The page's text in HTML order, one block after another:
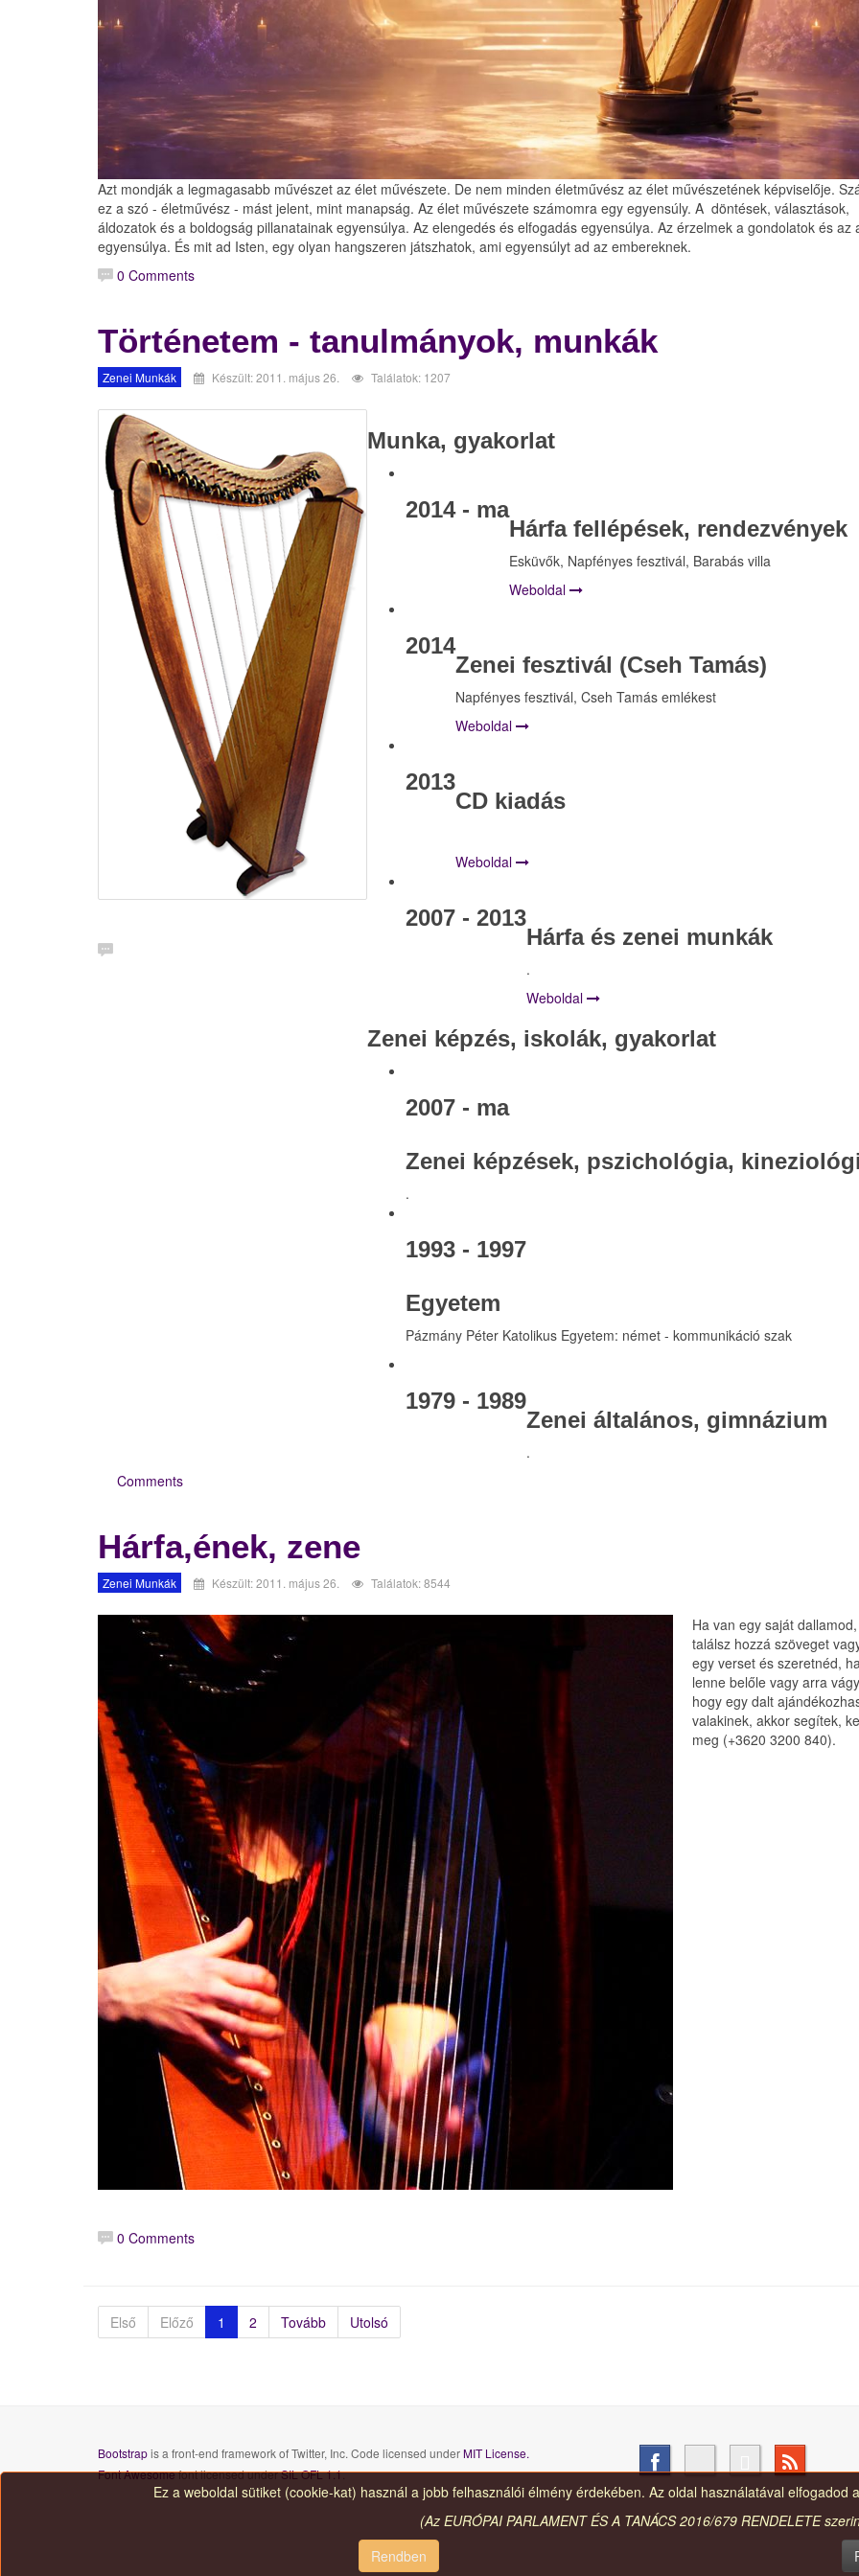
Azt mondják a legmagasabb művészet az élet művészete. De nem minden életművész az élet művészetének képviselője.
ez a szó - életművész - mást jelent, mint manapság. Az élet művészete számomra egy egyensúly. A döntések, választások,
áldozatok és a boldogság pillanatainak egyensúlya. Az elengedés és elfogadás egyensúlya. Az érzelmek a gondolatok és az
egyensúlya. És mit ad Isten, egy olyan hangszeren játszhatok, ami egyensúlyt ad az embereknek.
0 Comments
Történetem - tanulmányok, munkák
Zenei Munkák Készült: 2011. május 26. Találatok: 1207
Munka, gyakorlat
2014 - ma
Hárfa fellépések, rendezvények
Esküvők, Napfényes fesztivál, Barabás villa
Weboldal
2014
Zenei fesztivál (Cseh Tamás)
Napfényes fesztivál, Cseh Tamás emlékest
Weboldal
2013
CD kiadás
Weboldal
2007 - 2013
Hárfa és zenei munkák
.
Weboldal
Zenei képzés, iskolák, gyakorlat
2007 - ma
Zenei képzések, pszichológia,
.
1993 - 1997
Egyetem
Pázmány Péter Katolikus Egyetem: német - kommunikáció szak
1979 - 1989
Zenei általános, gimnázium
.
Comments
Hárfa,ének, zene
Zenei Munkák Készült: 2011. május 26. Találatok: 8544
Ha van egy saját
találsz hozzá szöveget
egy verset és szeretnéd,
lenne belőle vagy arra
hogy egy dalt
valakinek, akkor segítek,
meg (+3620 3200 840).
0 Comments
Első Előző 1 2 Tovább Utolsó
Bootstrapis a front-end framework of Twitter, Inc. Code licensed underMIT License.
Font Awesomefont licensed underSIL OFL 1.1.
Ez a weboldal sütiket (cookie-kat) használ a jobb felhasználói élmény érdekében. Az oldal használatával elfogadod
(Az EURÓPAI PARLAMENT ÉS A TANÁCS 2016/679 RENDELETE
Rendben